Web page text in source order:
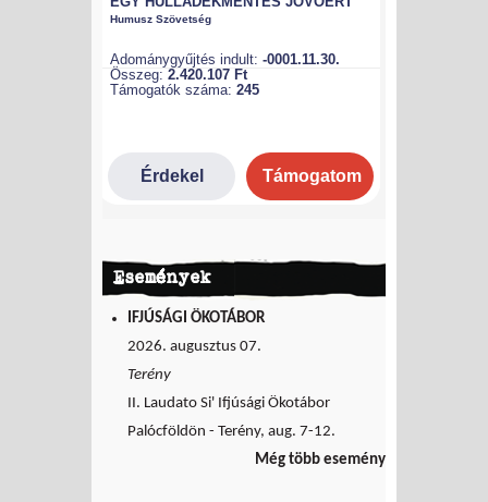
Események
IFJÚSÁGI ÖKOTÁBOR
2026. augusztus 07.
Terény
II. Laudato Si' Ifjúsági Ökotábor
Palócföldön - Terény, aug. 7-12.
Még több esemény